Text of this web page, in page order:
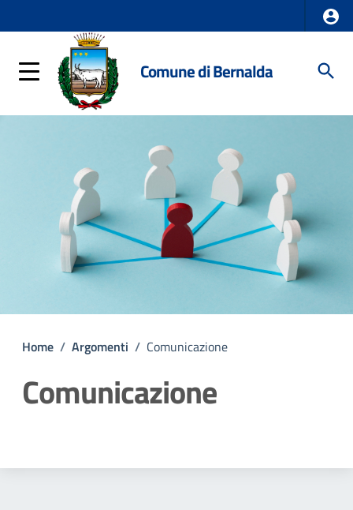
Comune di Bernalda
Home / Argomenti / Comunicazione
Comunicazione